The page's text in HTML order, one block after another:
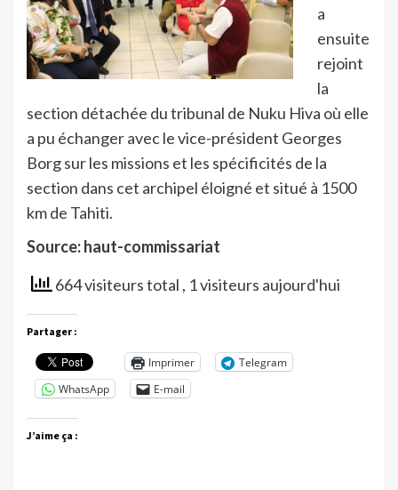
a
ensuite
rejoint
la
section détachée du tribunal de Nuku Hiva où elle
a pu échanger avec le vice-président Georges
Borg sur les missions et les spécificités de la
section dans cet archipel éloigné et situé à 1500
km de Tahiti.
Source: haut-commissariat
664 visiteurs total , 1 visiteurs aujourd'hui
Partager :
Imprimer
Telegram
WhatsApp
E-mail
J’aime ça :